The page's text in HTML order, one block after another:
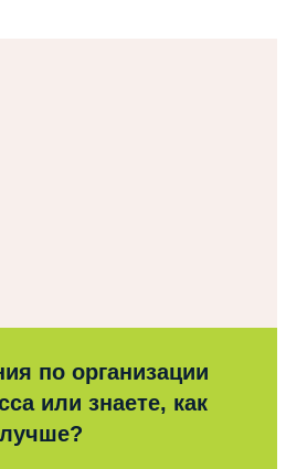
по организации
или знаете, как